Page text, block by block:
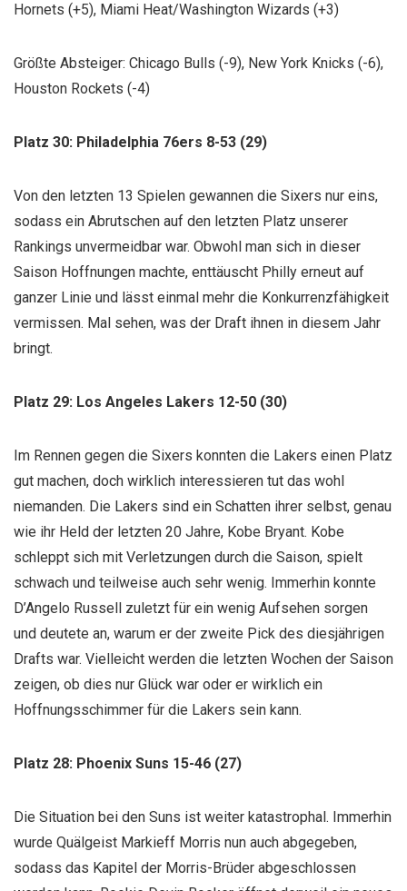
Hornets (+5), Miami Heat/Washington Wizards (+3)
Größte Absteiger: Chicago Bulls (-9), New York Knicks (-6),
Houston Rockets (-4)
Platz 30: Philadelphia 76ers 8-53 (29)
Von den letzten 13 Spielen gewannen die Sixers nur eins,
sodass ein Abrutschen auf den letzten Platz unserer
Rankings unvermeidbar war. Obwohl man sich in dieser
Saison Hoffnungen machte, enttäuscht Philly erneut auf
ganzer Linie und lässt einmal mehr die Konkurrenzfähigkeit
vermissen. Mal sehen, was der Draft ihnen in diesem Jahr
bringt.
Platz 29: Los Angeles Lakers 12-50 (30)
Im Rennen gegen die Sixers konnten die Lakers einen Platz
gut machen, doch wirklich interessieren tut das wohl
niemanden. Die Lakers sind ein Schatten ihrer selbst, genau
wie ihr Held der letzten 20 Jahre, Kobe Bryant. Kobe
schleppt sich mit Verletzungen durch die Saison, spielt
schwach und teilweise auch sehr wenig. Immerhin konnte
D’Angelo Russell zuletzt für ein wenig Aufsehen sorgen
und deutete an, warum er der zweite Pick des diesjährigen
Drafts war. Vielleicht werden die letzten Wochen der Saison
zeigen, ob dies nur Glück war oder er wirklich ein
Hoffnungsschimmer für die Lakers sein kann.
Platz 28: Phoenix Suns 15-46 (27)
Die Situation bei den Suns ist weiter katastrophal. Immerhin
wurde Quälgeist Markieff Morris nun auch abgegeben,
sodass das Kapitel der Morris-Brüder abgeschlossen